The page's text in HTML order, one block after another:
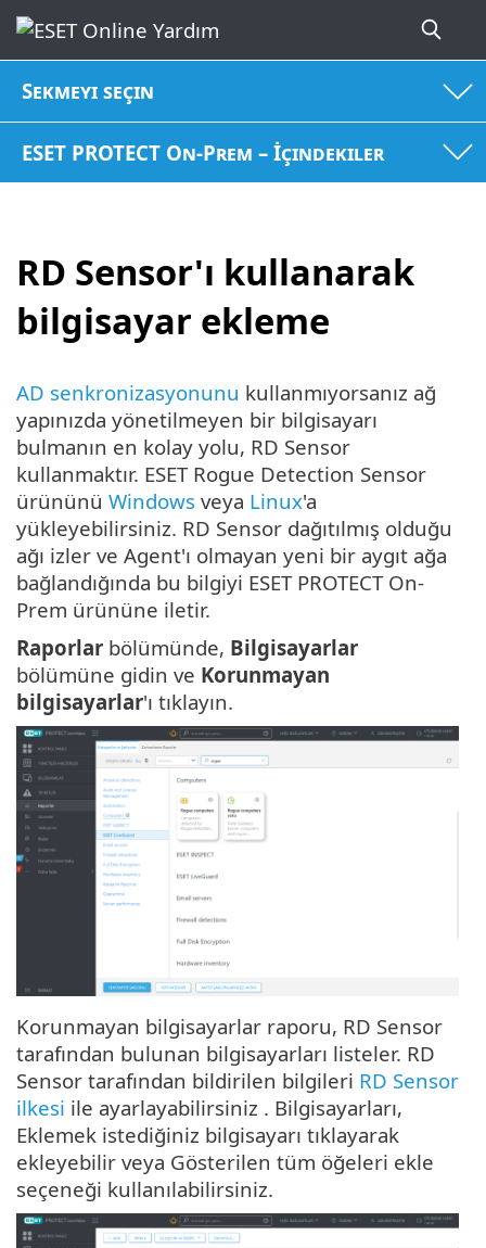
Sekmeyi seçin
ESET PROTECT On-Prem – İçindekiler
RD Sensor'ı kullanarak
bilgisayar ekleme
AD senkronizasyonunu kullanmıyorsanız ağ
yapınızda yönetilmeyen bir bilgisayarı
bulmanın en kolay yolu, RD Sensor
kullanmaktır. ESET Rogue Detection Sensor
ürününü Windows veya Linux'a
yükleyebilirsiniz. RD Sensor dağıtılmış olduğu
ağı izler ve Agent'ı olmayan yeni bir aygıt ağa
bağlandığında bu bilgiyi ESET PROTECT On-
Prem ürününe iletir.
Raporlar bölümünde, Bilgisayarlar
bölümüne gidin ve Korunmayan
bilgisayarlar'ı tıklayın.
Korunmayan bilgisayarlar raporu, RD Sensor
tarafından bulunan bilgisayarları listeler. RD
Sensor tarafından bildirilen bilgileri RD Sensor
ilkesi ile ayarlayabilirsiniz . Bilgisayarları,
Eklemek istediğiniz bilgisayarı tıklayarak
ekleyebilir veya Gösterilen tüm öğeleri ekle
seçeneği kullanılabilirsiniz.